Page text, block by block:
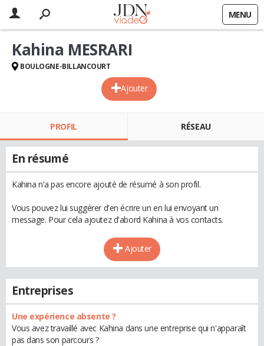
MENU
Ajouter
Kahina MESRARI
BOULOGNE-BILLANCOURT
PROFIL RÉSEAU
En résumé
Kahina n'a pas encore ajouté de résumé à son profil.
Vous pouvez lui suggérer d'en écrire un en lui envoyant un
message. Pour cela ajoutez d'abord Kahina à vos contacts.
Ajouter
Entreprises
Une expérience absente ?
Vous avez travaillé avec Kahina dans une entreprise qui n'apparaît
pas dans son parcours ?